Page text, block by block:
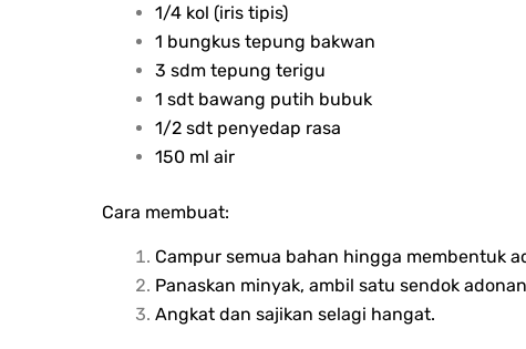
1/4 kol (iris tipis)
1 bungkus tepung bakwan
3 sdm tepung terigu
1 sdt bawang putih bubuk
1/2 sdt penyedap rasa
150 ml air
Cara membuat:
Campur semua bahan hingga membentuk
Panaskan minyak, ambil satu sendok
Angkat dan sajikan selagi hangat.